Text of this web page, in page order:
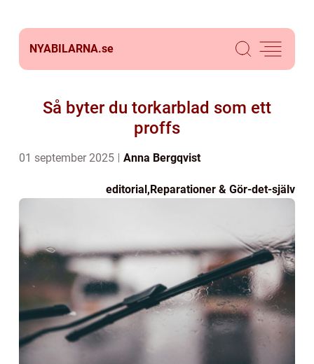
NYABILARNA.se
Så byter du torkarblad som ett
proffs
01 september 2025 Anna Bergqvist
editorial,Reparationer & Gör-det-själv